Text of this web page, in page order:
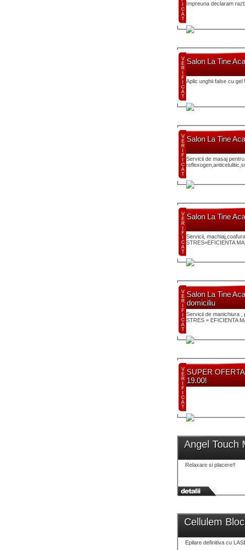
Impreuna declaram
Salon La Tine
Aplic unghii false cu gel
Salon La Tine
Servicii de masaj
Salon La Tine
Servicii,
STRES=EFICIENTA
Salon La Tine
domiciliu
Servicii de manichiura ,
STRES = EFICIENTA
SUPER
19.00!
Angel Touch
Relaxare si placere!!
Cellulem
Epilare definitiva cu